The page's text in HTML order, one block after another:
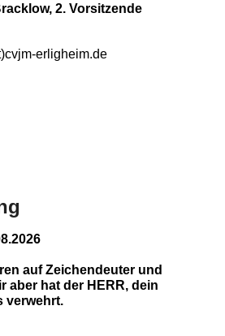
2. Vorsitzende
erligheim.de
auf Zeichendeuter und
aber hat der HERR, dein
verwehrt.